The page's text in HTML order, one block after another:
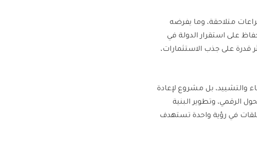
متلاحقة، وما يفرضه
على استقرار الدولة في
قدرة على جذب الاستثمارات،
والتشييد، بل مشروع لإعادة
الرقمي، وتطوير البنية
في رؤية واحدة تستهدف